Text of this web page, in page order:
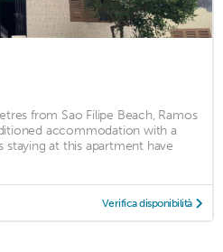
from Sao Filipe Beach, Ramos
accommodation with a
staying at this apartment have
Verifica disponibilità